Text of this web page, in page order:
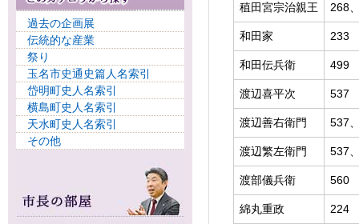
過去の企画展
伝統的な産業
祭り
玉名市史通史篇人名索引
岱明町史人名索引
横島町史人名索引
天水町史人名索引
その他
稙田宮宗治親王 268
和田家 233
和田伝兵衛 499
渡辺喜平次 537
渡辺善右衛門 537
渡辺繁左衛門 537
渡部儀兵衛 560
綿丸重政 224